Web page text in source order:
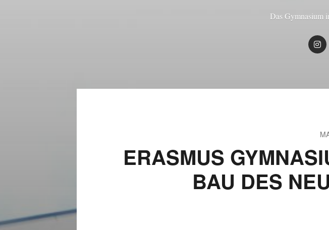
Das Gymnasium
ERASMUS
BAU DES